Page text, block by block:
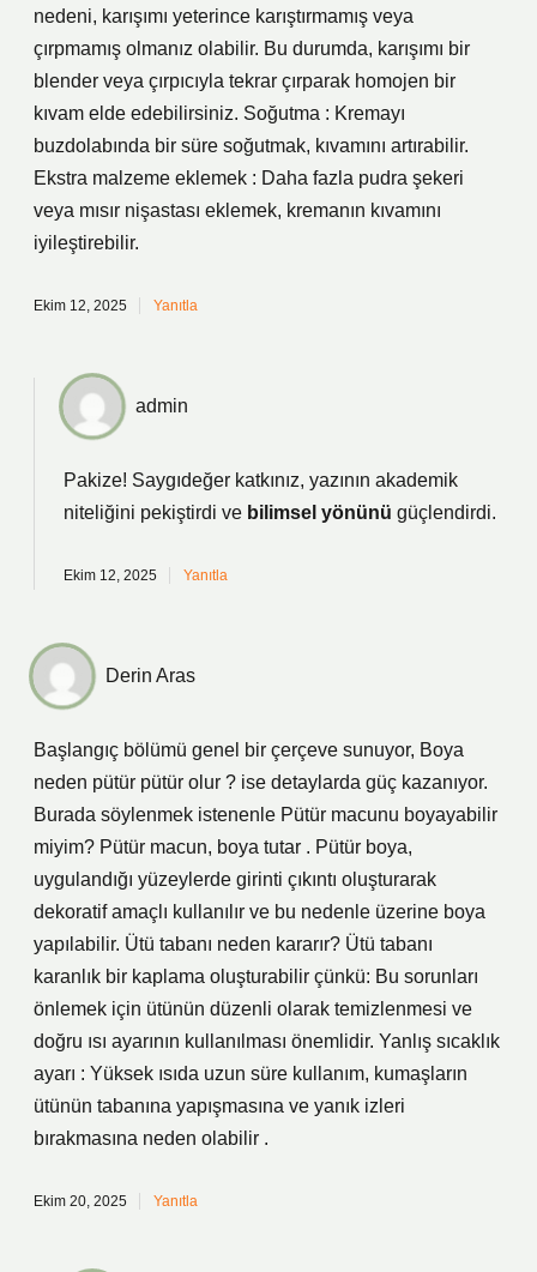
nedeni, karışımı yeterince karıştırmamış veya
çırpmamış olmanız olabilir. Bu durumda, karışımı bir
blender veya çırpıcıyla tekrar çırparak homojen bir
kıvam elde edebilirsiniz. Soğutma : Kremayı
buzdolabında bir süre soğutmak, kıvamını artırabilir.
Ekstra malzeme eklemek : Daha fazla pudra şekeri
veya mısır nişastası eklemek, kremanın kıvamını
iyileştirebilir.
Ekim 12, 2025 Yanıtla
admin
Pakize! Saygıdeğer katkınız, yazının akademik
niteliğini pekiştirdi ve bilimsel yönünü güçlendirdi.
Ekim 12, 2025 Yanıtla
Derin Aras
Başlangıç bölümü genel bir çerçeve sunuyor, Boya
neden pütür pütür olur ? ise detaylarda güç kazanıyor.
Burada söylenmek istenenle Pütür macunu boyayabilir
miyim? Pütür macun, boya tutar . Pütür boya,
uygulandığı yüzeylerde girinti çıkıntı oluşturarak
dekoratif amaçlı kullanılır ve bu nedenle üzerine boya
yapılabilir. Ütü tabanı neden kararır? Ütü tabanı
karanlık bir kaplama oluşturabilir çünkü: Bu sorunları
önlemek için ütünün düzenli olarak temizlenmesi ve
doğru ısı ayarının kullanılması önemlidir. Yanlış sıcaklık
ayarı : Yüksek ısıda uzun süre kullanım, kumaşların
ütünün tabanına yapışmasına ve yanık izleri
bırakmasına neden olabilir .
Ekim 20, 2025 Yanıtla